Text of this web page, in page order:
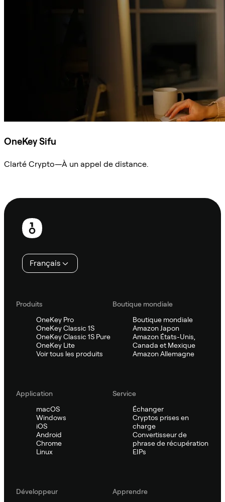
OneKey Sifu
Clarté Crypto—À un appel de distance.
Pied
page
Français
Produits
OneKey Pro
OneKey Classic 1S
OneKey Classic 1S Pure
OneKey Lite
Voir tous les produits
Boutique mondiale
Boutique mondiale
Amazon Japon
Amazon États-Unis,
Canada et Mexique
Amazon Allemagne
Application
macOS
Windows
iOS
Android
Chrome
Linux
Service
Échanger
Cryptos prises en
charge
Convertisseur de
phrase de récupération
EIPs
Développeur
Apprendre